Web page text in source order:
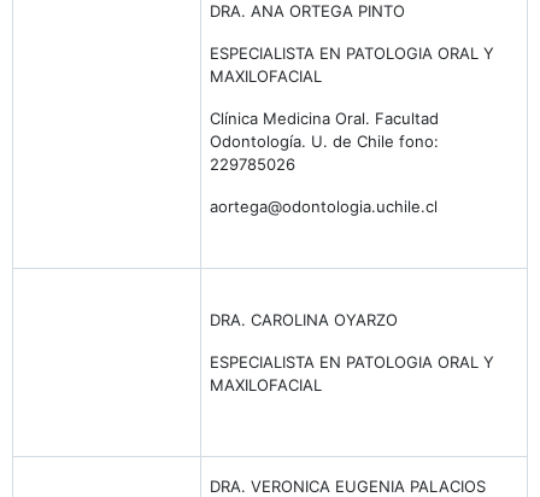
DRA. ANA ORTEGA PINTO
ESPECIALISTA EN PATOLOGIA ORAL Y
MAXILOFACIAL
Clínica Medicina Oral. Facultad
Odontología. U. de Chile fono:
229785026
aortega@odontologia.uchile.cl
DRA. CAROLINA OYARZO
ESPECIALISTA EN PATOLOGIA ORAL Y
MAXILOFACIAL
DRA. VERONICA EUGENIA PALACIOS